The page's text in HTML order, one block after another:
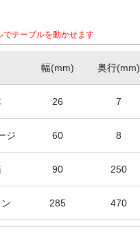
テーブルを動かせます
幅(mm) 奥行(mm)
26 7
ジ 60 8
90 250
285 470